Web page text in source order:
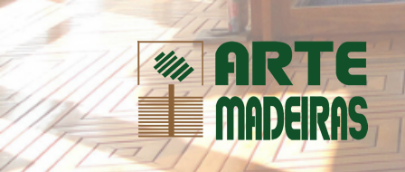
Pular
conteúdo
BLOG | ARTE
Dicas e Novidades sobre Madeiras